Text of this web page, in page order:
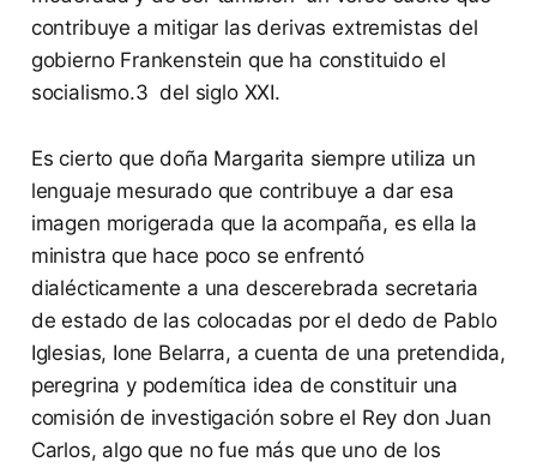
contribuye a mitigar las derivas extremistas del
gobierno Frankenstein que ha constituido el
socialismo.3 del siglo XXI.
Es cierto que doña Margarita siempre utiliza un
lenguaje mesurado que contribuye a dar esa
imagen morigerada que la acompaña, es ella la
ministra que hace poco se enfrentó
dialécticamente a una descerebrada secretaria
de estado de las colocadas por el dedo de Pablo
Iglesias, Ione Belarra, a cuenta de una pretendida,
peregrina y podemítica idea de constituir una
comisión de investigación sobre el Rey don Juan
Carlos, algo que no fue más que uno de los